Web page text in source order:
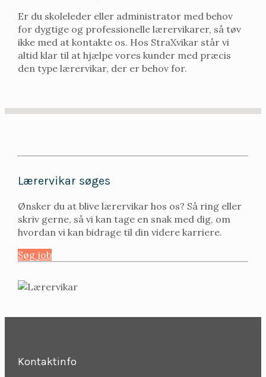
Er du skoleleder eller administrator med behov
for dygtige og professionelle lærervikarer, så tøv
ikke med at kontakte os. Hos StraXvikar står vi
altid klar til at hjælpe vores kunder med præcis
den type lærervikar, der er behov for.
Lærervikar søges
Ønsker du at blive lærervikar hos os? Så ring eller
skriv gerne, så vi kan tage en snak med dig, om
hvordan vi kan bidrage til din videre karriere.
Søg job
Kontaktinfo